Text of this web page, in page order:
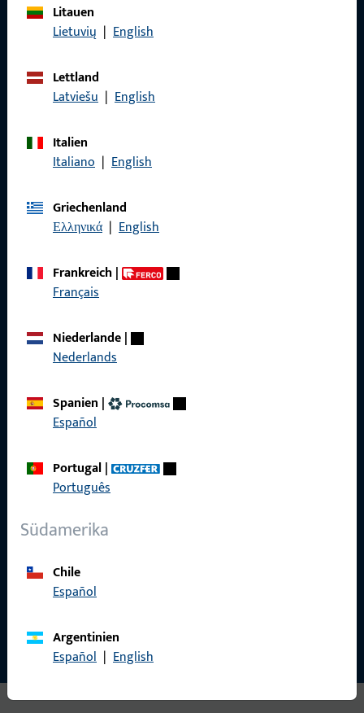
Litauen
Lietuvių | English
Lettland
Latviešu | English
Italien
Italiano | English
Griechenland
Ελληνικά | English
Frankreich|
Français
Niederlande|
Nederlands
Spanien |
Español
Portugal|
Português
Südamerika
Chile
Español
Argentinien
Español | English
Produktkatalog
Kontakt aufnehmen
Indu­s­triestr. 12
3422 Rüdt­ligen